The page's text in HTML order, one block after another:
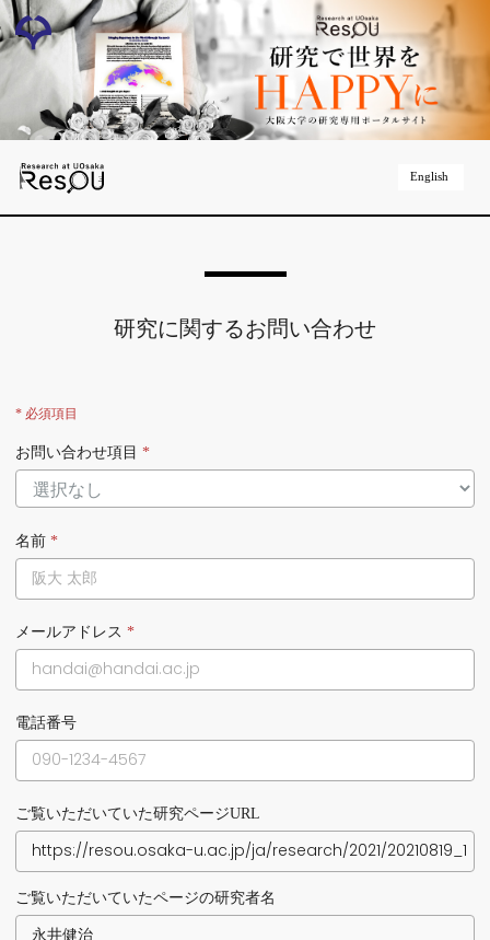
English
研究に関するお問い合わせ
* 必須項目
お問い合わせ項目 *
名前 *
メールアドレス *
電話番号
ご覧いただいていた研究ページURL
ご覧いただいていたページの研究者名